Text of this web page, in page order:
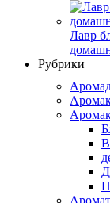
Лавр
Рубрики